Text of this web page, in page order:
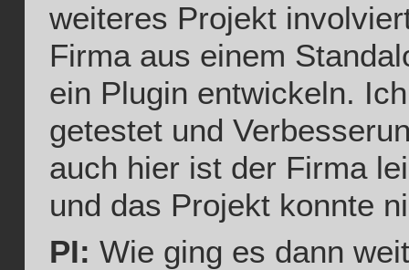
weiteres Projekt
Firma aus einem
ein Plugin entwickeln.
getestet und
auch hier ist der Firma
und das Projekt konnte
PI: Wie ging es dann